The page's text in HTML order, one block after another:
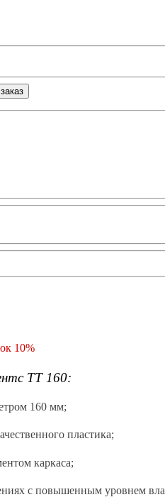
10%
ТТ 160:
160 мм;
пластика;
каркаса;
с повышенным уровнем